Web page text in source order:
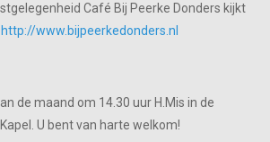
Café Bij Peerke Donders kijkt
http://www.bijpeerkedonders.nl
de maand om 14.30 uur H.Mis in de
U bent van harte welkom!